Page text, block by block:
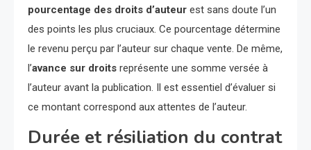
pourcentage des droits d’auteur est sans doute l’un
des points les plus cruciaux. Ce pourcentage détermine
le revenu perçu par l’auteur sur chaque vente. De même,
l’avance sur droits représente une somme versée à
l’auteur avant la publication. Il est essentiel d’évaluer si
ce montant correspond aux attentes de l’auteur.
Durée et résiliation du contrat